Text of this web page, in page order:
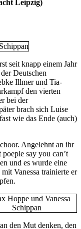
Leipzig)
seit knapp einem Jahr
Deutschen
Illmer und Tia-
den vierten
bei der
brach sich Luise
wie das Ende (auch)
Angelehnt an ihr
say you can’t
und es wurde eine
Vanessa trainierte er
den Mut denken, den